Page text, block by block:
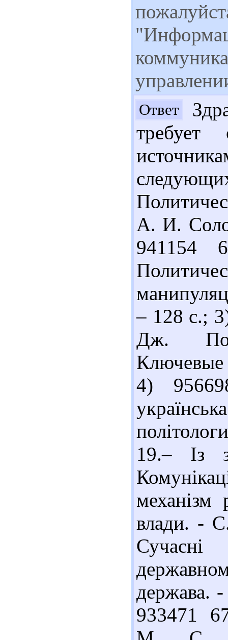
Ответ
требует
А. И.
941154
– 128 с.;
Дж.
Ключевые
4)
19.– Із
механізм
влади. -
Сучасні
держава.
933471